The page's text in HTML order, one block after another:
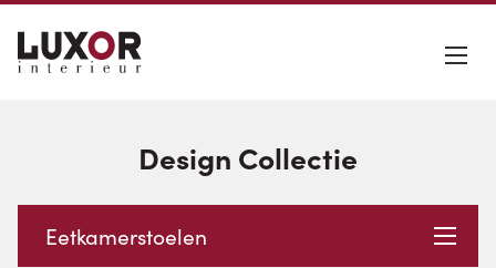
Design Collectie
Eetkamerstoelen